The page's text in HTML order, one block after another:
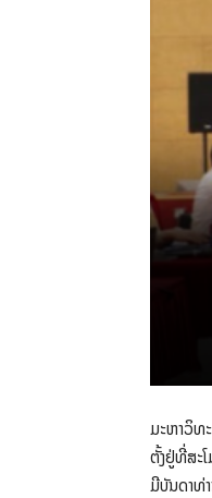
ມະຫາວິທ
ຕັ້ງຢູ່ທີ່ສະ
ມີບັນດາທ່